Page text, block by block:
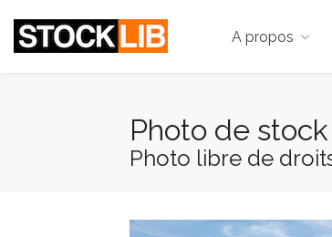
A propos
Photo de stock
Photo libre de